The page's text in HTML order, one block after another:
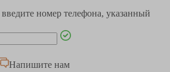
номер телефона, указанный
Напишите нам